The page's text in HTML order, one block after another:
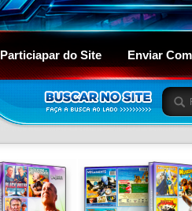
Particiapar do Site Enviar